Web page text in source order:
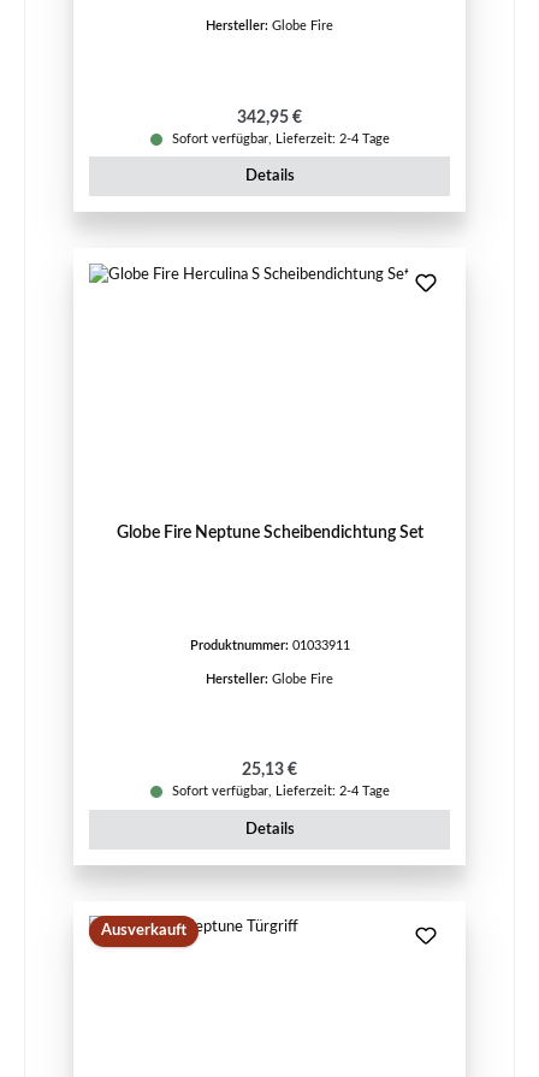
Hersteller: Globe Fire
Regulärer Preis:
342,95 €
Sofort verfügbar, Lieferzeit: 2-4 Tage
Details
Globe Fire Neptune Scheibendichtung Set
Produktnummer: 01033911
Hersteller: Globe Fire
Regulärer Preis:
25,13 €
Sofort verfügbar, Lieferzeit: 2-4 Tage
Details
Ausverkauft